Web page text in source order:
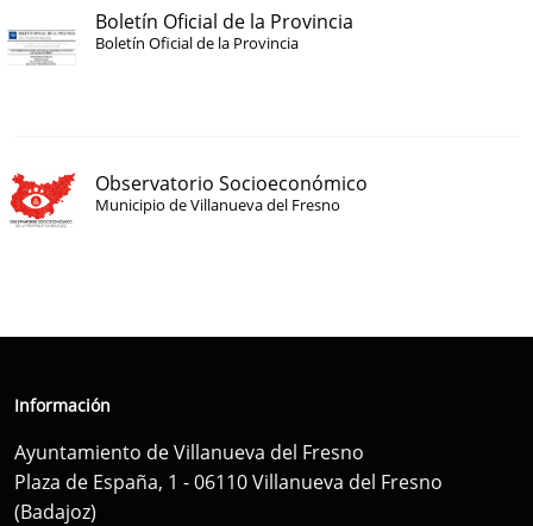
Boletín Oficial de la Provincia
Boletín Oficial de la Provincia
Observatorio Socioeconómico
Municipio de Villanueva del Fresno
Información
Ayuntamiento de Villanueva del Fresno
Plaza de España, 1 - 06110 Villanueva del Fresno
(Badajoz)